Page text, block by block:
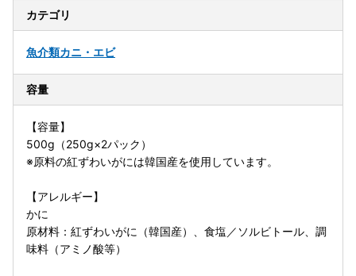
カテゴリ
魚介類カニ・エビ
容量
【容量】
500g（250g×2パック）
※原料の紅ずわいがには韓国産を使用しています。
【アレルギー】
かに
原材料：紅ずわいがに（韓国産）、食塩／ソルビトール、調
味料（アミノ酸等）